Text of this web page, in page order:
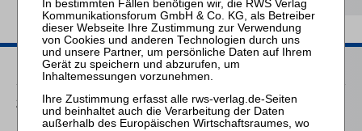
Passende Seminare
25.08.2026
Praktiker-Webinar Vom Listenplatz zur Zulassung – Das neue